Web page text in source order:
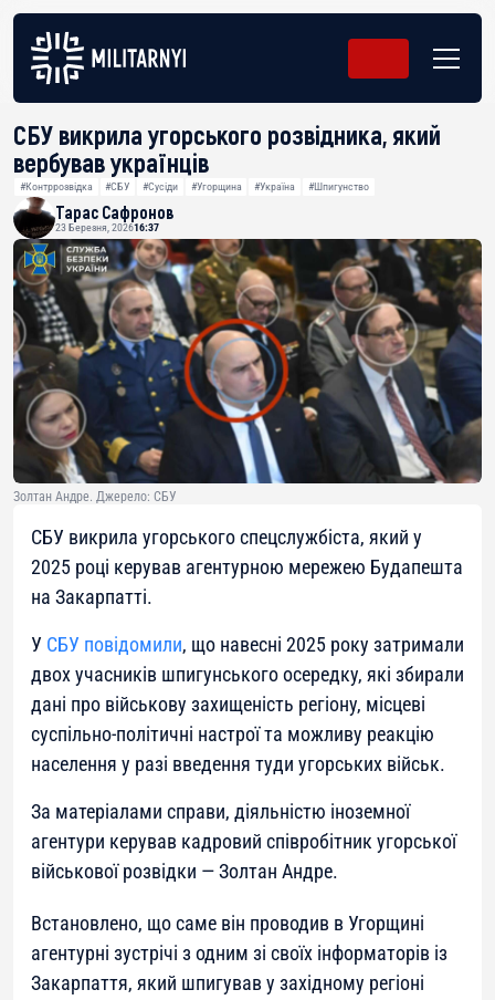
СБУ викрила угорського розвідника, який
вербував українців
#Контррозвідка #СБУ #Сусіди #Угорщина #Україна #Шпигунство
Тарас Сафронов
23 Березня, 202616:37
Золтан Андре. Джерело: СБУ
СБУ викрила угорського спецслужбіста, який у
2025 році керував агентурною мережею Будапешта
на Закарпатті.
У СБУ повідомили, що навесні 2025 року затримали
двох учасників шпигунського осередку, які збирали
дані про військову захищеність регіону, місцеві
суспільно-політичні настрої та можливу реакцію
населення у разі введення туди угорських військ.
За матеріалами справи, діяльністю іноземної
агентури керував кадровий співробітник угорської
військової розвідки — Золтан Андре.
Встановлено, що саме він проводив в Угорщині
агентурні зустрічі з одним зі своїх інформаторів із
Закарпаття, який шпигував у західному регіоні